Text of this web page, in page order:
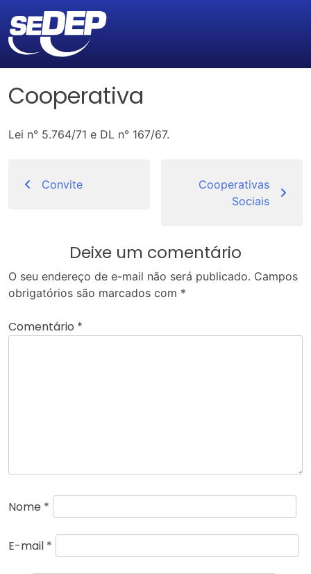
Cooperativa
Lei n° 5.764/71 e DL n° 167/67.
de
Convite
Cooperativas
Sociais
Deixe um comentário
O seu endereço de e-mail não será publicado. Campos
obrigatórios são marcados com *
Comentário *
Nome *
E-mail *